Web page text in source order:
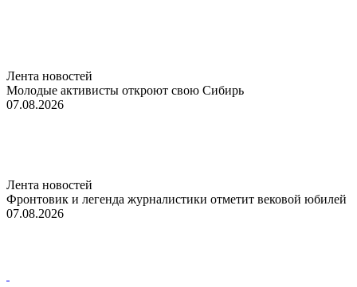
Лента новостей
Молодые активисты откроют свою Сибирь
07.08.2026
Лента новостей
Фронтовик и легенда журналистики отметит вековой юбилей
07.08.2026